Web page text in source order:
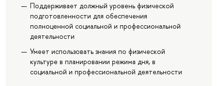
Поддерживает должный уровень физической
подготовленности для обеспечения
полноценной социальной и профессиональной
деятельности
Умеет использовать знания по физической
культуре в планировании режима дня, в
социальной и профессиональной деятельности